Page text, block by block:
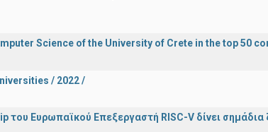
Science of the University of Crete in the top 50
/ 2022 /
του Ευρωπαϊκού Επεξεργαστή RISC-V δίνει